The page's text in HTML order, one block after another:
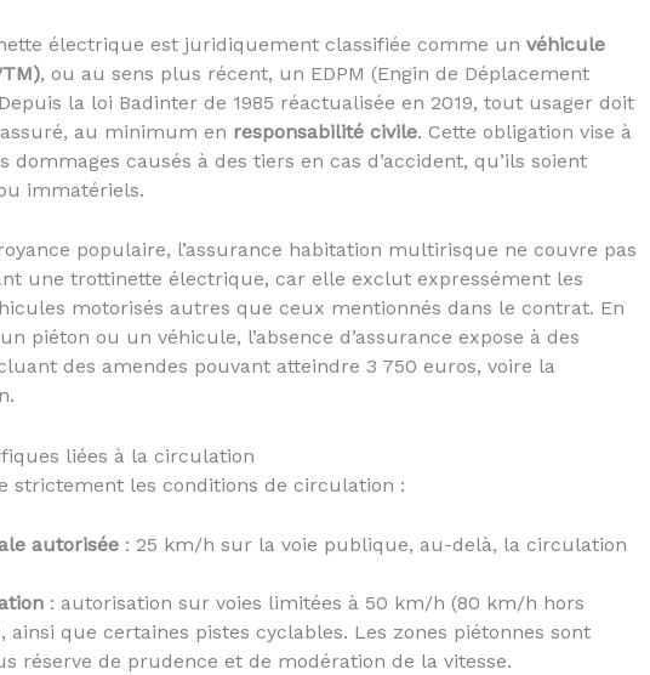
électrique est juridiquement classifiée comme un véhicule
, ou au sens plus récent, un EDPM (Engin de Déplacement
la loi Badinter de 1985 réactualisée en 2019, tout usager doit
au minimum en responsabilité civile. Cette obligation vise à
dommages causés à des tiers en cas d’accident, qu’ils soient
immatériels.
populaire, l’assurance habitation multirisque ne couvre pas
une trottinette électrique, car elle exclut expressément les
motorisés autres que ceux mentionnés dans le contrat. En
piéton ou un véhicule, l’absence d’assurance expose à des
des amendes pouvant atteindre 3 750 euros, voire la
liées à la circulation
strictement les conditions de circulation :
autorisée: 25 km/h sur la voie publique, au-delà, la circulation
: autorisation sur voies limitées à 50 km/h (80 km/h hors
ainsi que certaines pistes cyclables. Les zones piétonnes sont
réserve de prudence et de modération de la vitesse.